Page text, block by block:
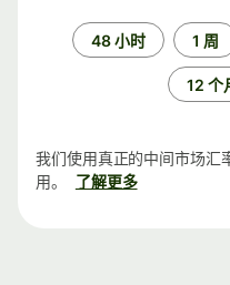
48 小时 1 周
12 个
我们使用真正的中间市场汇
用。
了解更多